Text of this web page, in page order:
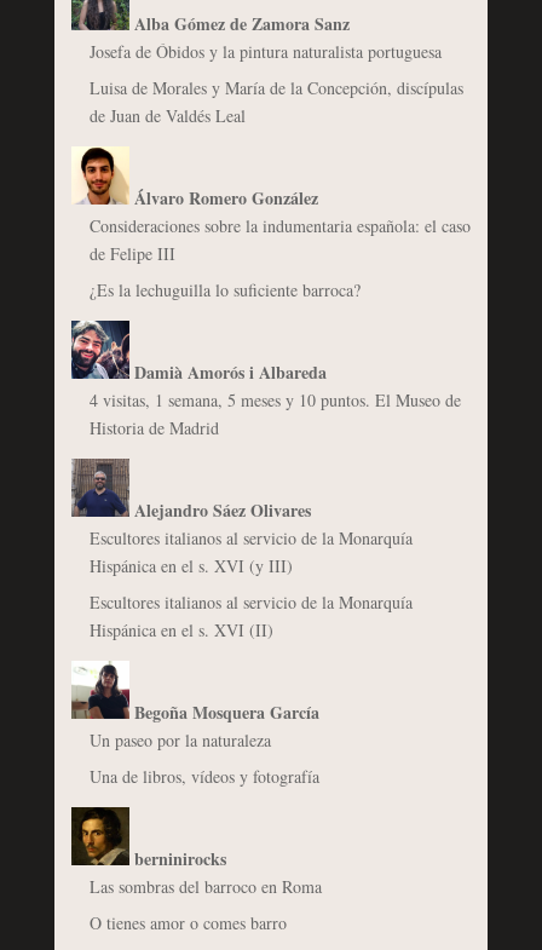
Alba Gómez de Zamora Sanz
Josefa de Óbidos y la pintura naturalista portuguesa
Luisa de Morales y María de la Concepción, discípulas
de Juan de Valdés Leal
Álvaro Romero González
Consideraciones sobre la indumentaria española: el caso
de Felipe III
¿Es la lechuguilla lo suficiente barroca?
Damià Amorós i Albareda
4 visitas, 1 semana, 5 meses y 10 puntos. El Museo de
Historia de Madrid
Alejandro Sáez Olivares
Escultores italianos al servicio de la Monarquía
Hispánica en el s. XVI (y III)
Escultores italianos al servicio de la Monarquía
Hispánica en el s. XVI (II)
Begoña Mosquera García
Un paseo por la naturaleza
Una de libros, vídeos y fotografía
berninirocks
Las sombras del barroco en Roma
O tienes amor o comes barro